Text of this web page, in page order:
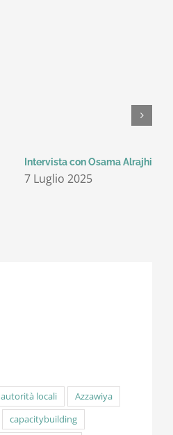
Intervista con Osama Alrajhi
7 Luglio 2025
autorità locali
Azzawiya
capacitybuilding